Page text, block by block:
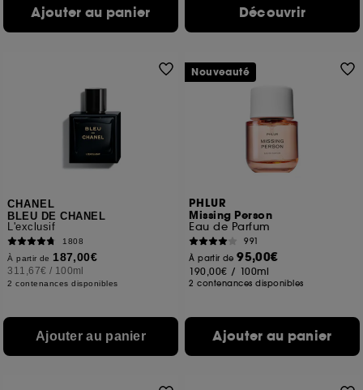
Ajouter au panier Découvrir
CHANEL
BLEU DE CHANEL
L'exclusif
1808
À partir de 187,00€
311,67€ / 100ml
2 contenances disponibles
Ajouter au panier
PHLUR
Missing Person
Eau de Parfum
991
À partir de95,00€
190,00€ / 100ml
2 contenances disponibles
Ajouter au panier
Nouveauté